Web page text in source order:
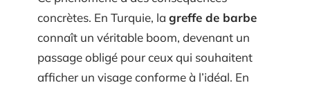
concrètes. En Turquie, la greffe de barbe
connaît un véritable boom, devenant un
passage obligé pour ceux qui souhaitent
afficher un visage conforme à l’idéal. En